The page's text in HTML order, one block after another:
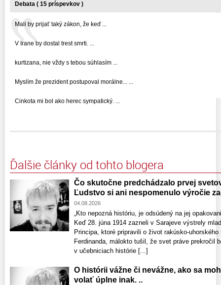
Debata ( 15 príspevkov )
Mali by prijať taký zákon, že keď ...
V Irane by dostal trest smrti. ...
kurtizana, nie vždy s tebou súhlasím ...
Myslím že prezident postupoval morálne... ...
Cinkota mi bol ako herec sympatický. ...
Ďalšie články od tohto blogera
Čo skutočne predchádzalo prvej
Ľudstvo si ani nespomenulo výročie
04.08.2026
„Kto nepozná históriu, je odsúdený na jej
Keď 28. júna 1914 zazneli v Sarajeve výstrely
Principa, ktoré pripravili o život rakúsko-
Ferdinanda, málokto tušil, že svet práve prekročil
v učebniciach histórie [...]
O histórii vážne či nevážne, ako sa
volať úplne inak. ..